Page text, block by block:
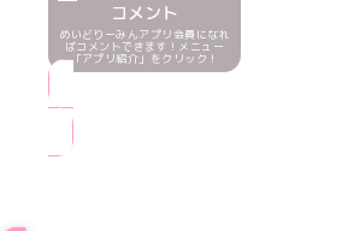
コメント
めいどりーみんアプリ会員になれ
ばコメントできます！メニュー
「アプリ紹介」をクリック！